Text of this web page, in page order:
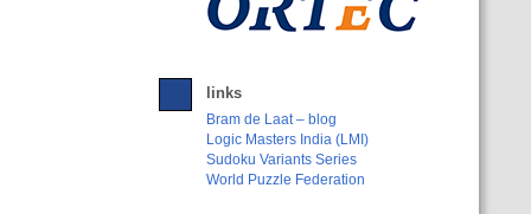
links
Bram de Laat – blog
Logic Masters India (LMI)
Sudoku Variants Series
World Puzzle Federation